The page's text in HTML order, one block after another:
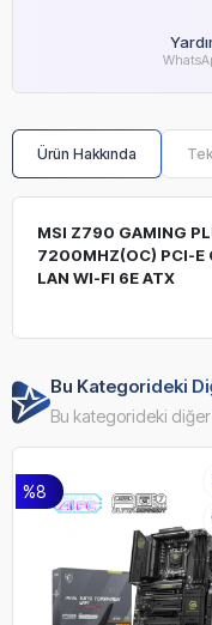
Ürün Hakkında
MSI Z790 GAMING
7200MHZ(OC) PCI-E
LAN WI-FI 6E ATX
Bu Kategorideki
Bu kategorideki
%8